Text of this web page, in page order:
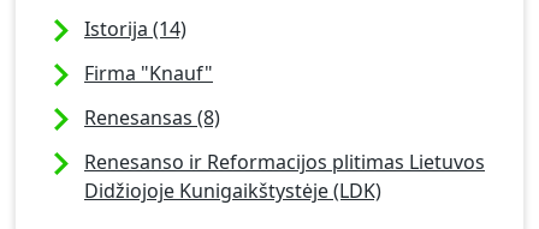
Istorija (14)
Firma "Knauf"
Renesansas (8)
Renesanso ir Reformacijos plitimas Lietuvos
Didžiojoje Kunigaikštystėje (LDK)